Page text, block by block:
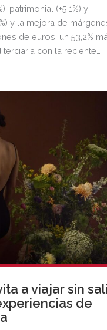
patrimonial (+5,1%) y
y la mejora de
de euros, un 53,2%
terciaria con la reciente
a viajar sin
de